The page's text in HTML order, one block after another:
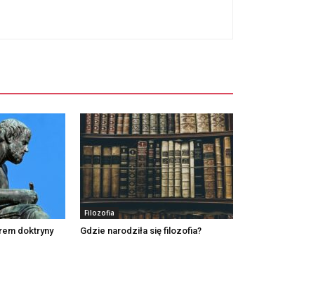
doktryny
Filozofia
Gdzie narodziła się filozofia?